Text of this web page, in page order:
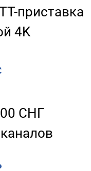
приставка
4K
СНГ